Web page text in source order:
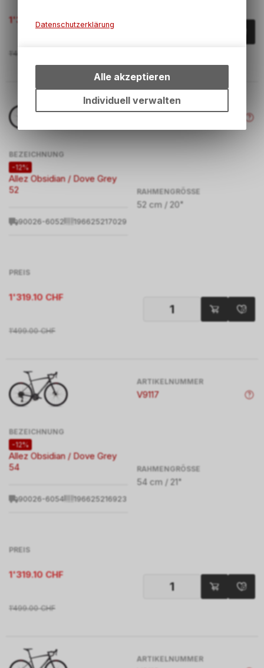
1'319.10 CHF
1'499.00
ARTIKELNUMMER
BEZEICHNUNG
-12%
Allez Obsidian / Dove Grey
52
90026-6052 196625217029
RAHMENGRÖSSE
52 cm / 20"
PREIS
1'319.10 CHF
1'499.00 CHF
ARTIKELNUMMER
V9117
BEZEICHNUNG
-12%
Allez Obsidian / Dove Grey
54
90026-6054 196625216923
RAHMENGRÖSSE
54 cm / 21"
PREIS
1'319.10 CHF
1'499.00 CHF
ARTIKELNUMMER
Datenschutzerklärung
bestimmte Interaktionen und
Einstellungen auf Ihrem Gerät,
um die grundlegenden
Funktionen unseres Online-
auf Ihre persönlichen
Informationen zulassen.
Alle akzeptieren
Individuell verwalten